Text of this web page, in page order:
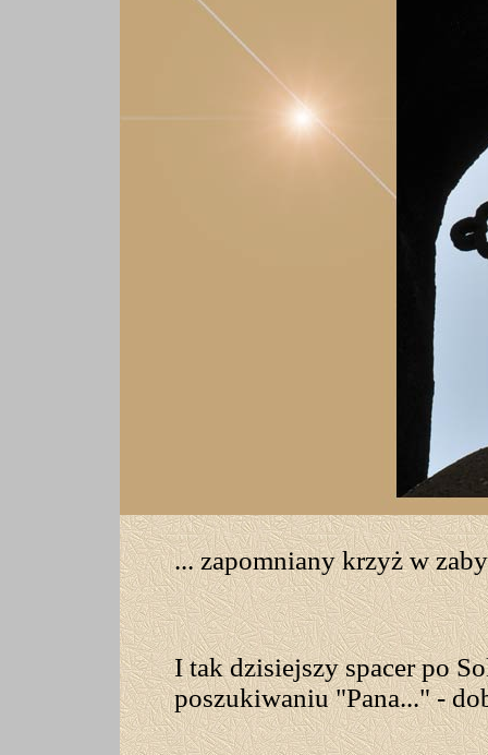
... zapomniany krzyż w
I tak dzisiejszy spacer po
poszukiwaniu "Pana..." -